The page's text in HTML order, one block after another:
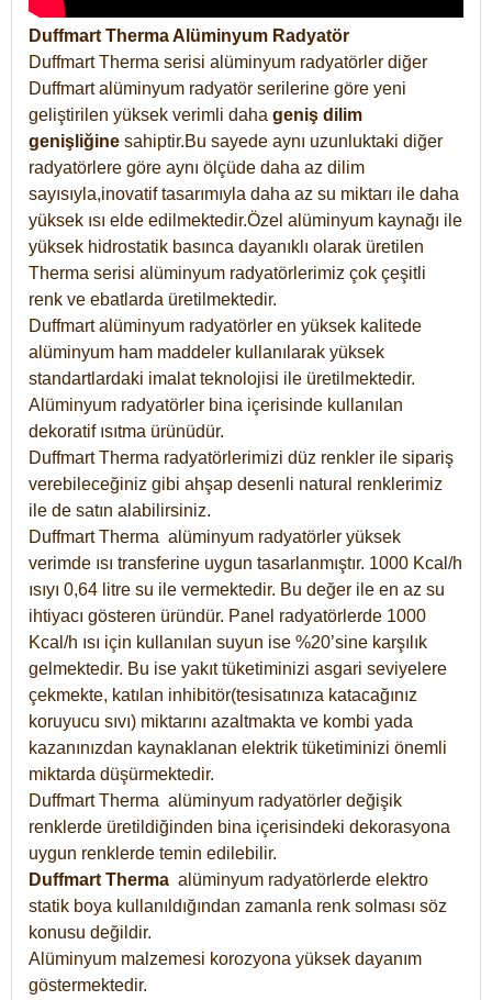
Duffmart Therma Alüminyum Radyatör
Duffmart Therma serisi alüminyum radyatörler diğer
Duffmart alüminyum radyatör serilerine göre yeni
geliştirilen yüksek verimli daha geniş dilim
genişliğine sahiptir.Bu sayede aynı uzunluktaki diğer
radyatörlere göre aynı ölçüde daha az dilim
sayısıyla,inovatif tasarımıyla daha az su miktarı ile daha
yüksek ısı elde edilmektedir.Özel alüminyum kaynağı ile
yüksek hidrostatik basınca dayanıklı olarak üretilen
Therma serisi alüminyum radyatörlerimiz çok çeşitli
renk ve ebatlarda üretilmektedir.
Duffmart alüminyum radyatörler en yüksek kalitede
alüminyum ham maddeler kullanılarak yüksek
standartlardaki imalat teknolojisi ile üretilmektedir.
Alüminyum radyatörler bina içerisinde kullanılan
dekoratif ısıtma ürünüdür.
Duffmart Therma radyatörlerimizi düz renkler ile sipariş
verebileceğiniz gibi ahşap desenli natural renklerimiz
ile de satın alabilirsiniz.
Duffmart Therma alüminyum radyatörler yüksek
verimde ısı transferine uygun tasarlanmıştır. 1000 Kcal/h
ısıyı 0,64 litre su ile vermektedir. Bu değer ile en az su
ihtiyacı gösteren üründür. Panel radyatörlerde 1000
Kcal/h ısı için kullanılan suyun ise %20’sine karşılık
gelmektedir. Bu ise yakıt tüketiminizi asgari seviyelere
çekmekte, katılan inhibitör(tesisatınıza katacağınız
koruyucu sıvı) miktarını azaltmakta ve kombi yada
kazanınızdan kaynaklanan elektrik tüketiminizi önemli
miktarda düşürmektedir.
Duffmart Therma alüminyum radyatörler değişik
renklerde üretildiğinden bina içerisindeki dekorasyona
uygun renklerde temin edilebilir.
Duffmart Therma alüminyum radyatörlerde elektro
statik boya kullanıldığından zamanla renk solması söz
konusu değildir.
Alüminyum malzemesi korozyona yüksek dayanım
göstermektedir.